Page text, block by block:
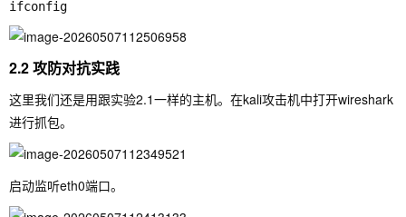
2.2 攻防对抗实践
这里我们还是用跟实验2.1一样的主机。在kali攻击机中打开wireshark
进行抓包。
启动监听eth0端口。